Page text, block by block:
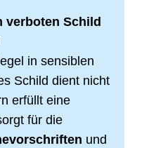
verboten Schild
in sensiblen
Schild dient nicht
erfüllt eine
für die
und